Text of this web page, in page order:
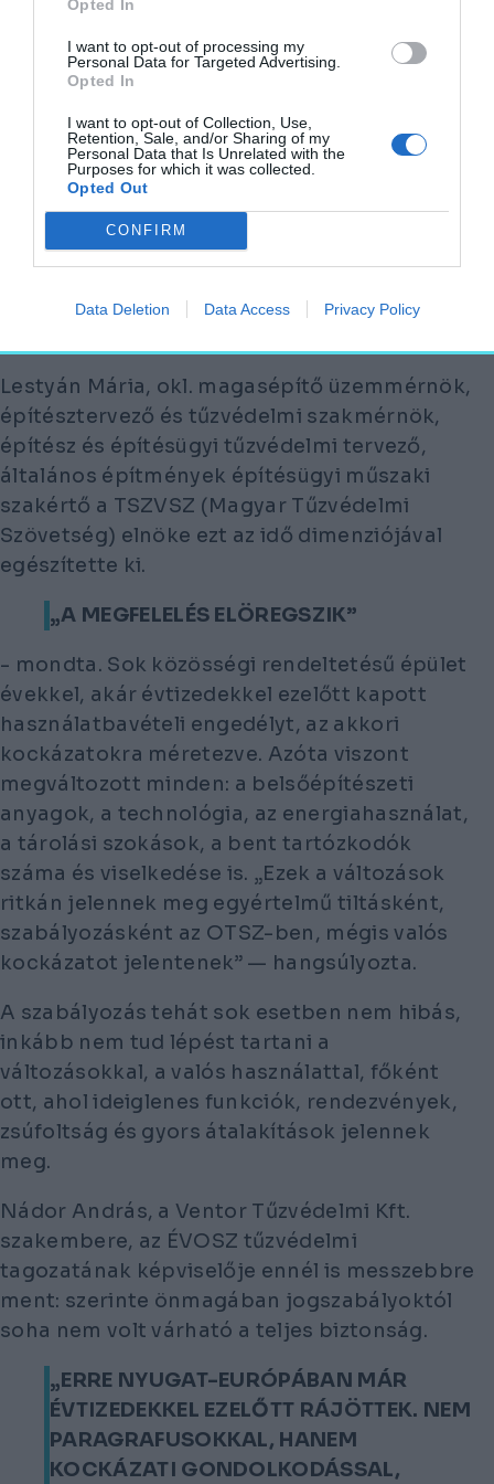
Opted In
I want to opt-out of processing my
Personal Data for Targeted Advertising.
Opted In
I want to opt-out of Collection, Use,
Retention, Sale, and/or Sharing of my
Personal Data that Is Unrelated with the
Purposes for which it was collected.
Opted Out
CONFIRM
Data Deletion Data Access Privacy Policy
pillanatában.
VAN, A VALÓSÁGBAN VISZONT AZ
ÉPÜLET MÁR NEM ÚGY MŰKÖDIK,
AHOGYAN AZT A TŰZVÉDELMI
KONCEPCIÓ EREDETILEG FELTÉTELEZTE.”
minden megszólalásban: a rendszer statikus,
Lestyán Mária, okl. magasépítő üzemmérnök,
építésztervező és tűzvédelmi szakmérnök,
építész és építésügyi tűzvédelmi tervező,
általános építmények építésügyi műszaki
szakértő a TSZVSZ (Magyar Tűzvédelmi
Szövetség) elnöke ezt az idő dimenziójával
egészítette ki.
„A MEGFELELÉS ELÖREGSZIK”
- mondta. Sok közösségi rendeltetésű épület
évekkel, akár évtizedekkel ezelőtt kapott
használatbavételi engedélyt, az akkori
kockázatokra méretezve. Azóta viszont
megváltozott minden: a belsőépítészeti
anyagok, a technológia, az energiahasználat,
a tárolási szokások, a bent tartózkodók
száma és viselkedése is. „Ezek a változások
ritkán jelennek meg egyértelmű tiltásként,
szabályozásként az OTSZ-ben, mégis valós
kockázatot jelentenek” — hangsúlyozta.
A szabályozás tehát sok esetben nem hibás,
inkább nem tud lépést tartani a
változásokkal, a valós használattal, főként
ott, ahol ideiglenes funkciók, rendezvények,
zsúfoltság és gyors átalakítások jelennek
meg.
Nádor András, a Ventor Tűzvédelmi Kft.
szakembere, az ÉVOSZ tűzvédelmi
tagozatának képviselője ennél is messzebbre
ment: szerinte önmagában jogszabályoktól
soha nem volt várható a teljes biztonság.
„ERRE NYUGAT-EURÓPÁBAN MÁR
ÉVTIZEDEKKEL EZELŐTT RÁJÖTTEK. NEM
PARAGRAFUSOKKAL, HANEM
KOCKÁZATI GONDOLKODÁSSAL,